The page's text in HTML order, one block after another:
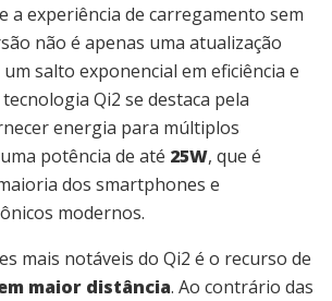
a experiência de carregamento sem
não é apenas uma atualização
salto exponencial em eficiência e
Qi2 se destaca pela
energia para múltiplos
potência de até 25W, que é
dos smartphones e
modernos.
mais notáveis do Qi2 é o recurso de
maior distância. Ao contrário das